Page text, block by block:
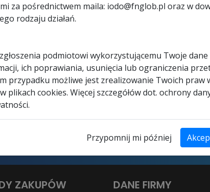
za pośrednictwem maila: iodo@fnglob.pl oraz w
rodzaju działań.
podmiotowi wykorzystującemu Twoje
ich poprawiania, usunięcia lub ograniczenia
przypadku możliwe jest zrealizowanie Twoich praw
plikach cookies. Więcej szczegółów dot. ochrony
Przypomnij mi później
narzędzi?
wybrać najlepsze rozwiązanie!
ZAKUPÓW DANE FIRMY